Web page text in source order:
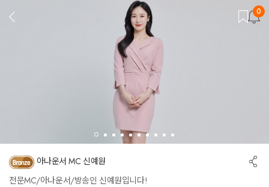
뒤
로
0
아나운서 MC 신예원
전문MC/아나운서/방송인 신예원입니다!
공
유